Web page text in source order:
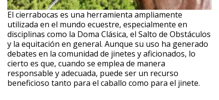
El cierrabocas es una herramienta ampliamente
utilizada en el mundo ecuestre, especialmente en
disciplinas como la Doma Clásica, el Salto de Obstáculos
y la equitación en general. Aunque su uso ha generado
debates en la comunidad de jinetes y aficionados, lo
cierto es que, cuando se emplea de manera
responsable y adecuada, puede ser un recurso
beneficioso tanto para el caballo como para el jinete.